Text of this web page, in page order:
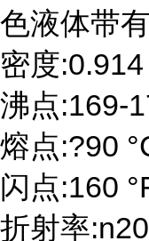
色液体带
密度
沸点:169-
熔点:?90
闪点:160
折射率